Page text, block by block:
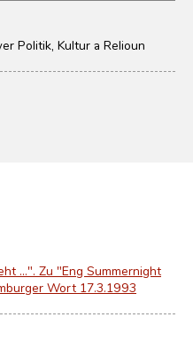
Politik, Kultur a Relioun
…". Zu "Eng Summernight
Wort 17.3.1993